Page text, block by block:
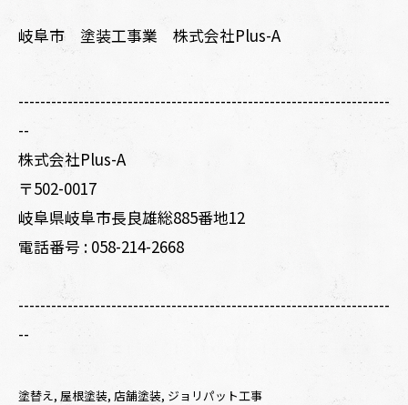
岐阜市 塗装工事業 株式会社Plus-A
--------------------------------------------------------------------
--
株式会社Plus-A
〒502-0017
岐阜県岐阜市長良雄総885番地12
電話番号 : 058-214-2668
--------------------------------------------------------------------
--
塗替え 屋根塗装 店舗塗装 ジョリパット工事